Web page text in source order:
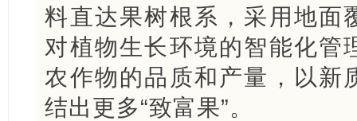
料直达果树根系，采用地面
对植物生长环境的智能化管
农作物的品质和产量，以新
结出更多“致富果”。